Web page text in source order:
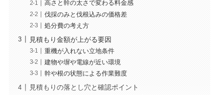
高さと幹の太さで変わる料金感
伐採のみと伐根込みの価格差
処分費の考え方
見積もり金額が上がる要因
重機が入れない立地条件
建物や塀や電線が近い環境
幹や根の状態による作業難度
見積もりの落とし穴と確認ポイント